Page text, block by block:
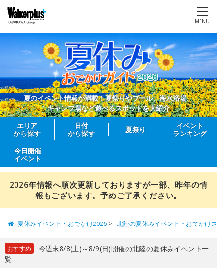
MENU
夏のイベント情報が満載！夏祭りやプール、海水浴場、
キャンプ場など遊べるスポットを大紹介
エリア
から探す
日付
から探す
夏祭り
イベント
ランキング
今日開催
イベント
2026年情報へ順次更新しておりますが一部、昨年の情
報もございます。予めご了承ください。
夏休みイベント・おでかけ2026 北陸の夏休みイベント・おでかけ
おすすめ
今週末8/8(土)～8/9(日)開催の北陸の夏休みイベント一
覧